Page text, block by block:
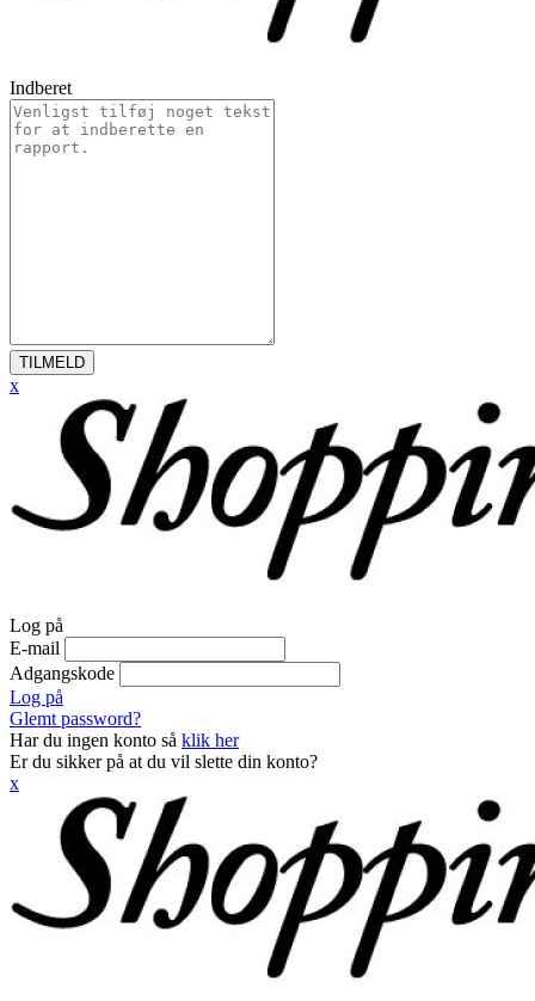
Indberet
TILMELD
x
Log på
E-mail
Adgangskode
Log på
Glemt password?
Har du ingen konto så klik her
Er du sikker på at du vil slette din konto?
x